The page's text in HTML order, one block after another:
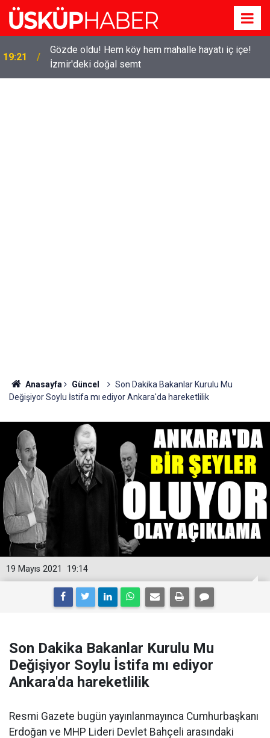
19:21
Gözde oldu! Hem köy hem mahalle hayatı iç içe!
İzmir'deki doğal semt
Anasayfa Güncel
Son Dakika Bakanlar Kurulu Mu
Değişiyor Soylu İstifa mı ediyor Ankara'da hareketlilik
19:14
19 Mayıs 2021
Son Dakika Bakanlar Kurulu Mu
Değişiyor Soylu İstifa mı ediyor
Ankara'da hareketlilik
Resmi Gazete bugün yayınlanmayınca Cumhurbaşkanı
Erdoğan ve MHP Lideri Devlet Bahçeli arasındaki